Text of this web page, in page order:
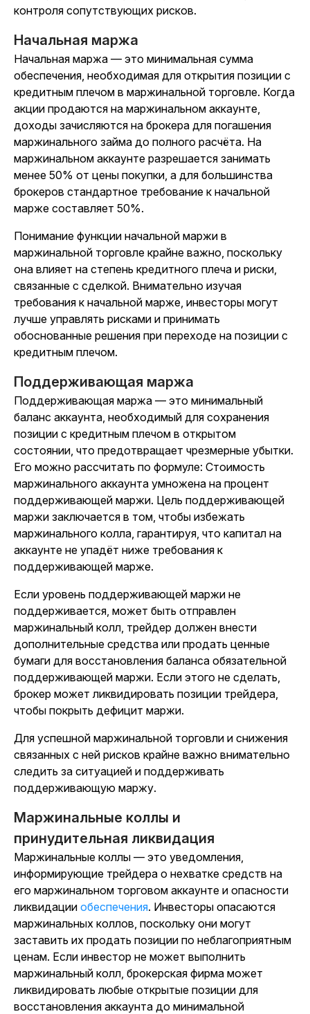
контроля сопутствующих рисков.
Начальная маржа
Начальная маржа — это минимальная сумма
обеспечения, необходимая для открытия позиции с
кредитным плечом в маржинальной торговле. Когда
акции продаются на маржинальном аккаунте,
доходы зачисляются на брокера для погашения
маржинального займа до полного расчёта. На
маржинальном аккаунте разрешается занимать
менее 50% от цены покупки, а для большинства
брокеров стандартное требование к начальной
марже составляет 50%.
Понимание функции начальной маржи в
маржинальной торговле крайне важно, поскольку
она влияет на степень кредитного плеча и риски,
связанные с сделкой. Внимательно изучая
требования к начальной марже, инвесторы могут
лучше управлять рисками и принимать
обоснованные решения при переходе на позиции с
кредитным плечом.
Поддерживающая маржа
Поддерживающая маржа — это минимальный
баланс аккаунта, необходимый для сохранения
позиции с кредитным плечом в открытом
состоянии, что предотвращает чрезмерные убытки.
Его можно рассчитать по формуле: Стоимость
маржинального аккаунта умножена на процент
поддерживающей маржи. Цель поддерживающей
маржи заключается в том, чтобы избежать
маржинального колла, гарантируя, что капитал на
аккаунте не упадёт ниже требования к
поддерживающей марже.
Если уровень поддерживающей маржи не
поддерживается, может быть отправлен
маржинальный колл, трейдер должен внести
дополнительные средства или продать ценные
бумаги для восстановления баланса обязательной
поддерживающей маржи. Если этого не сделать,
брокер может ликвидировать позиции трейдера,
чтобы покрыть дефицит маржи.
Для успешной маржинальной торговли и снижения
связанных с ней рисков крайне важно внимательно
следить за ситуацией и поддерживать
поддерживающую маржу.
Маржинальные коллы и
принудительная ликвидация
Маржинальные коллы — это уведомления,
информирующие трейдера о нехватке средств на
его маржинальном торговом аккаунте и опасности
ликвидации обеспечения. Инвесторы опасаются
маржинальных коллов, поскольку они могут
заставить их продать позиции по неблагоприятным
ценам. Если инвестор не может выполнить
маржинальный колл, брокерская фирма может
ликвидировать любые открытые позиции для
восстановления аккаунта до минимальной